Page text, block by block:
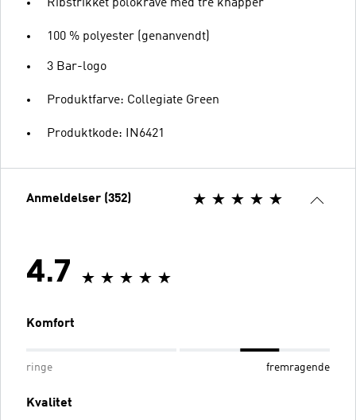
Ribstrikket polokrave med tre knapper
100 % polyester (genanvendt)
3 Bar-logo
Produktfarve: Collegiate Green
Produktkode: IN6421
Anmeldelser (352)
4.7
Komfort
ringe fremragende
Kvalitet